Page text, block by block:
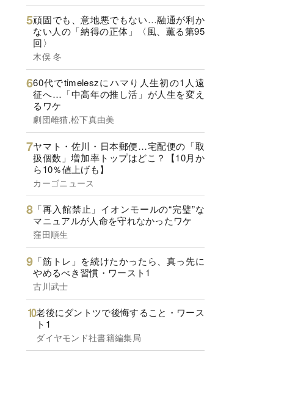
頑固でも、意地悪でもない…融通が利か
ない人の「納得の正体」〈風、薫る第95
回〉
木俣 冬
60代でtimeleszにハマり人生初の1人遠
征へ…「中高年の推し活」が人生を変え
るワケ
劇団雌猫,松下真由美
ヤマト・佐川・日本郵便…宅配便の「取
扱個数」増加率トップはどこ？【10月か
ら10％値上げも】
カーゴニュース
「再入館禁止」イオンモールの“完璧”な
マニュアルが人命を守れなかったワケ
窪田順生
「筋トレ」を続けたかったら、真っ先に
やめるべき習慣・ワースト1
古川武士
老後にダントツで後悔すること・ワース
ト1
ダイヤモンド社書籍編集局